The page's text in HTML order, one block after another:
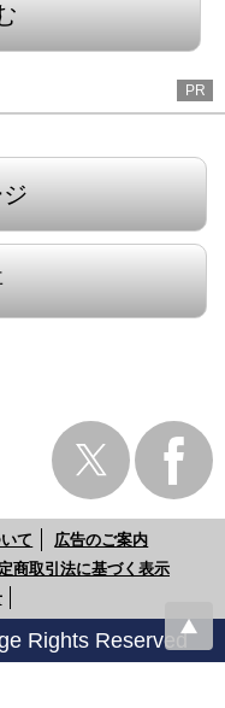
PR
て
広告のご案内
商取引法に基づく表示
Rights Reserved